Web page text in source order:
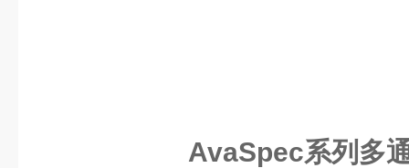
AvaSpec系列多